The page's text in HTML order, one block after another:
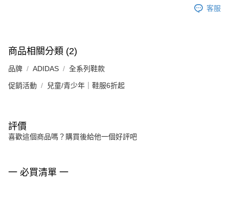
客服
商品相關分類 (2)
品牌 ADIDAS 全系列鞋款
促銷活動 兒童/青少年｜鞋服6折起
評價
喜歡這個商品嗎？購買後給他一個好評吧
一 必買清單 一